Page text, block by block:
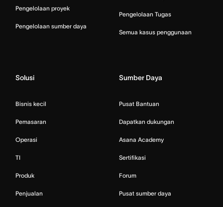
Pengelolaan proyek
Pengelolaan sumber daya
Pengelolaan Tugas
Semua kasus penggunaan
Solusi
Bisnis kecil
Pemasaran
Operasi
TI
Produk
Penjualan
Sumber Daya
Pusat Bantuan
Dapatkan dukungan
Asana Academy
Sertifikasi
Forum
Pusat sumber daya